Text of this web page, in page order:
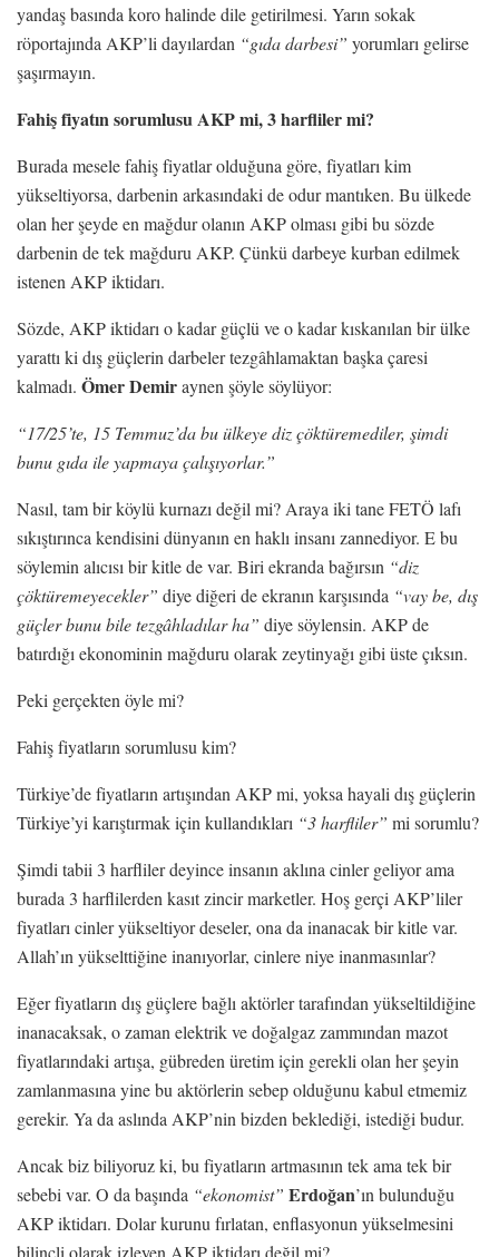
yandaş basında koro halinde dile getirilmesi. Yarın sokak
röportajında AKP’li dayılardan “gıda darbesi” yorumları gelirse
şaşırmayın.
Fahiş fiyatın sorumlusu AKP mi, 3 harfliler mi?
Burada mesele fahiş fiyatlar olduğuna göre, fiyatları kim
yükseltiyorsa, darbenin arkasındaki de odur mantıken. Bu ülkede
olan her şeyde en mağdur olanın AKP olması gibi bu sözde
darbenin de tek mağduru AKP. Çünkü darbeye kurban edilmek
istenen AKP iktidarı.
Sözde, AKP iktidarı o kadar güçlü ve o kadar kıskanılan bir ülke
yarattı ki dış güçlerin darbeler tezgâhlamaktan başka çaresi
kalmadı. Ömer Demiraynen şöyle söylüyor:
“17/25’te, 15 Temmuz’da bu ülkeye diz çöktüremediler, şimdi
bunu gıda ile yapmaya çalışıyorlar.”
Nasıl, tam bir köylü kurnazı değil mi? Araya iki tane FETÖ lafı
sıkıştırınca kendisini dünyanın en haklı insanı zannediyor. E bu
söylemin alıcısı bir kitle de var. Biri ekranda bağırsın “diz
çöktüremeyecekler” diye diğeri de ekranın karşısında “vay be, dış
güçler bunu bile tezgâhladılar ha” diye söylensin. AKP de
batırdığı ekonominin mağduru olarak zeytinyağı gibi üste çıksın.
Peki gerçekten öyle mi?
Fahiş fiyatların sorumlusu kim?
Türkiye’de fiyatların artışından AKP mi, yoksa hayali dış güçlerin
Türkiye’yi karıştırmak için kullandıkları “3 harfliler” mi sorumlu?
Şimdi tabii 3 harfliler deyince insanın aklına cinler geliyor ama
burada 3 harflilerden kasıt zincir marketler. Hoş gerçi AKP’liler
fiyatları cinler yükseltiyor deseler, ona da inanacak bir kitle var.
Allah’ın yükselttiğine inanıyorlar, cinlere niye inanmasınlar?
Eğer fiyatların dış güçlere bağlı aktörler tarafından yükseltildiğine
inanacaksak, o zaman elektrik ve doğalgaz zammından mazot
fiyatlarındaki artışa, gübreden üretim için gerekli olan her şeyin
zamlanmasına yine bu aktörlerin sebep olduğunu kabul etmemiz
gerekir. Ya da aslında AKP’nin bizden beklediği, istediği budur.
Ancak biz biliyoruz ki, bu fiyatların artmasının tek ama tek bir
sebebi var. O da başında “ekonomist” Erdoğan’ın bulunduğu
AKP iktidarı. Dolar kurunu fırlatan, enflasyonun yükselmesini
bilinçli olarak izleyen AKP iktidarı değil mi?